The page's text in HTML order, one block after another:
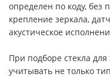
определен по коду, без
крепление зеркала,
акустическое
При подборе стекла
учитывать не только